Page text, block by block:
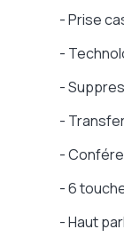
- Prise
-
-
-
-
- 6
- Haut